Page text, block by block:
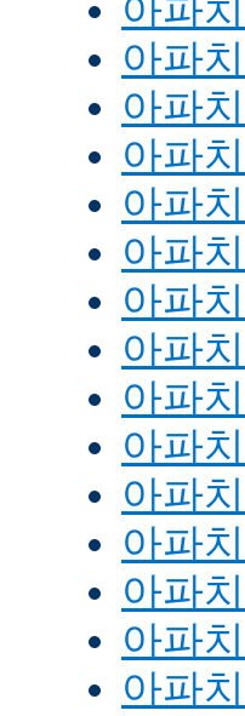
아파
아파
아파
아파
아파
아파
아파
아파
아파
아파
아파
아파
아파
아파
아파